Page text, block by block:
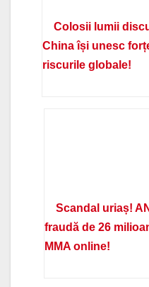
Colosii lumii
China își unesc
riscurile globale!
Scandal uriaș!
fraudă de 26
MMA online!